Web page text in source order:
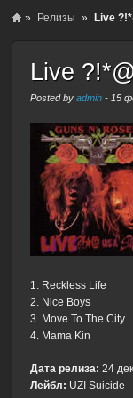
» Релизы » Live
Live
Posted byadmin - 15
1. Reckless Life
2. Nice Boys
3. Move To The City
4. Mama Kin
Дата релиза: 24
Лейбл: UZI Suicide